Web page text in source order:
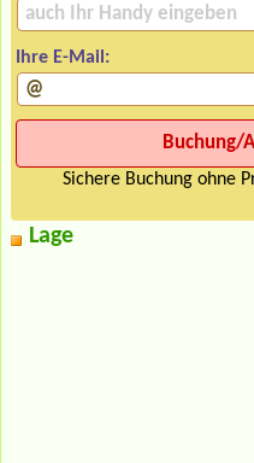
Ihre E-Mail:
Sichere Buchung ohne
Lage